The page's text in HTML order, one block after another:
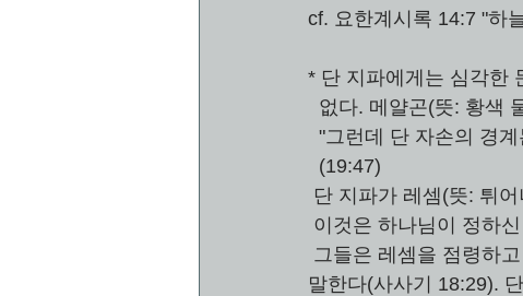
cf. 요한계시록 14:7 "하
* 단 지파에게는 심각한
없다. 메얄곤(뜻: 황색
"그런데 단 자손의
  (19:47)
단 지파가 레셈(뜻: 튀
이것은 하나님이 정하
말한다(사사기 18:29).